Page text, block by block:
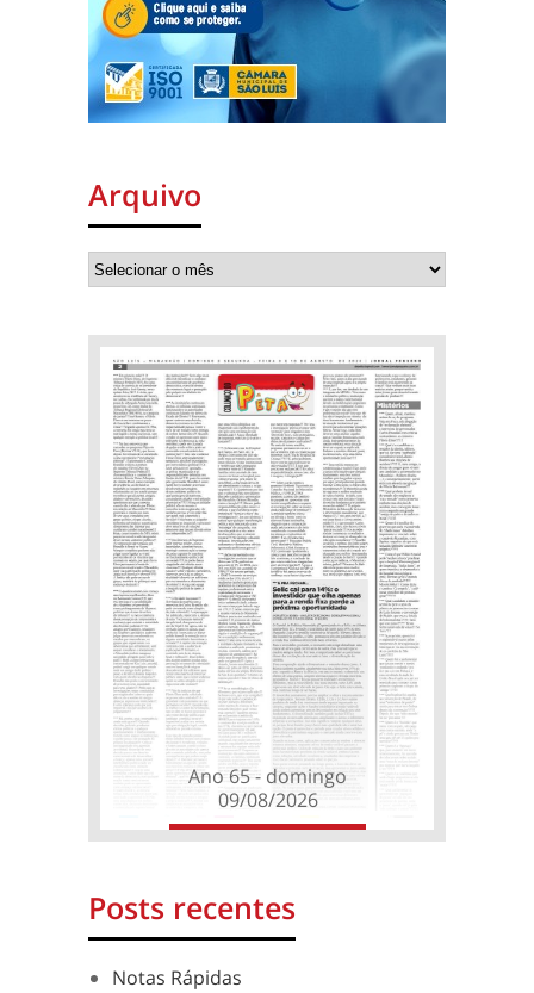
Arquivo
Ano 65 - domingo
09/08/2026
Posts recentes
Notas Rápidas